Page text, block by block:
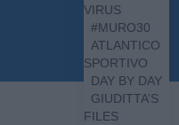
VIRUS
#MURO30
ATLANTICO
SPORTIVO
DAY BY DAY
GIUDITTA’S
FILES